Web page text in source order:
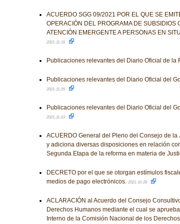
ACUERDO SGG 09/2021 POR EL QUE SE
OPERACIÓN DEL PROGRAMA DE SUBSIDIOS
ATENCIÓN EMERGENTE A PERSONAS EN
2021-11-16
Publicaciones relevantes del Diario Oficial de la
Publicaciones relevantes del Diario Oficial del
2021-11-05
Publicaciones relevantes del Diario Oficial del
2021-11-03
ACUERDO General del Pleno del Consejo de
y adiciona diversas disposiciones en relación
Segunda Etapa de la reforma en materia de
DECRETO por el que se otorgan estímulos
medios de pago electrónicos. 2021-10-28
ACLARACIÓN al Acuerdo del Consejo
Derechos Humanos mediante el cual se
Interno de la Comisión Nacional de los